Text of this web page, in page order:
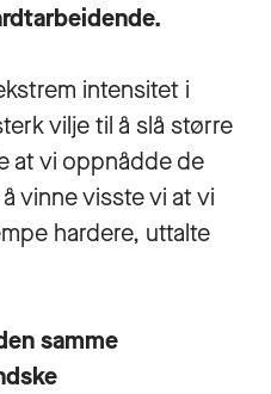
intensitet i
vilje til å slå større
at vi oppnådde de
vinne visste vi at vi
hardere, uttalte
samme